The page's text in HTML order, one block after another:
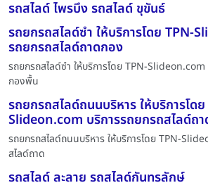
รถสไลด์ ไพรบึง รถสไลด์ ขุขันธ์
รถยกรถสไลด์ซำ ให้บริการโดย TPN-
รถยกรถสไลด์ถาดกอง
รถยกรถสไลด์ซำ ให้บริการโดย TPN-
กองพื้น
รถยกรถสไลด์ถนนบริหาร ให้บริการโด
Slideon.com บริการรถยกรถสไลด์ถ
รถยกรถสไลด์ถนนบริหาร ให้บริการโดย TPN-
สไลด์ถาด
รถสไลด์ ละลาย รถสไลด์กันทรลักษ์